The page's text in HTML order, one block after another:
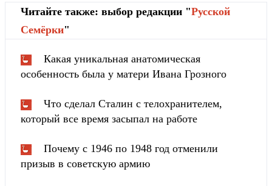
Читайте также: выбор редакции "Русской
Cемёрки"
Какая уникальная анатомическая
особенность была у матери Ивана Грозного
Что сделал Сталин с телохранителем,
который все время засыпал на работе
Почему с 1946 по 1948 год отменили
призыв в советскую армию